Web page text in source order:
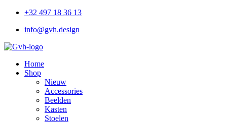
+32 497 18 36 13
info@gvh.design
Home
Shop
Nieuw
Accessories
Beelden
Kasten
Stoelen